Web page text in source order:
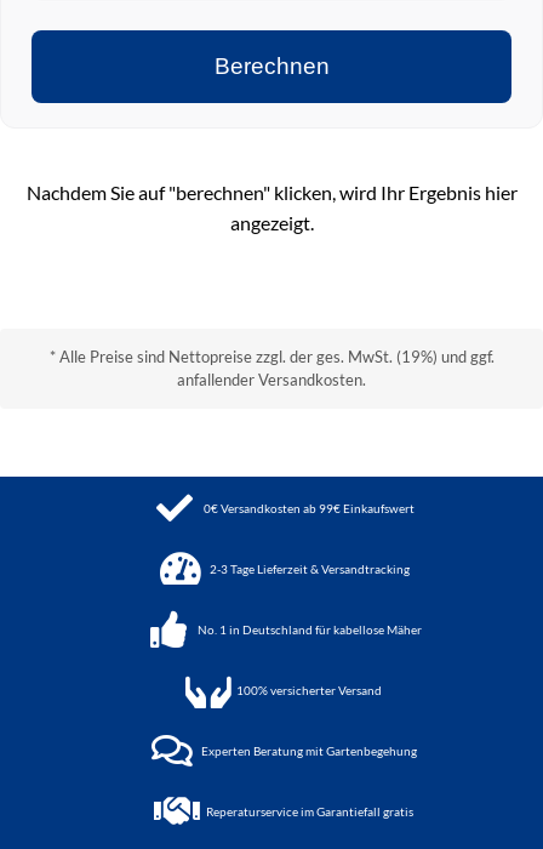
Berechnen
Nachdem Sie auf "berechnen" klicken, wird Ihr Ergebnis hier
angezeigt.
* Alle Preise sind Nettopreise zzgl. der ges. MwSt. (19%) und ggf.
anfallender Versandkosten.
0€ Versandkosten ab 99€ Einkaufswert
2-3 Tage Lieferzeit & Versandtracking
No. 1 in Deutschland für kabellose Mäher
100%versicherter Versand
Experten Beratung mit Gartenbegehung
Reperaturservice im Garantiefall gratis